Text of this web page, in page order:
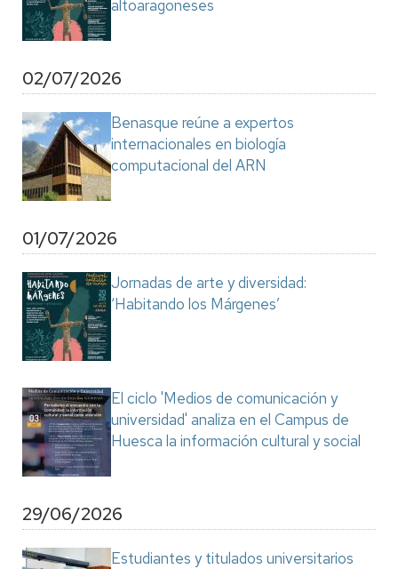
altoaragoneses
02/07/2026
Benasque reúne a expertos
internacionales en biología
computacional del ARN
01/07/2026
Jornadas de arte y diversidad:
‘Habitando los Márgenes’
El ciclo 'Medios de comunicación y
universidad' analiza en el Campus de
Huesca la información cultural y social
29/06/2026
Estudiantes y titulados universitarios